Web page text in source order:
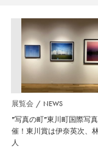
展覧会 NEWS
”写真の町”東川町国際写
催！東川賞は伊奈英次、
人